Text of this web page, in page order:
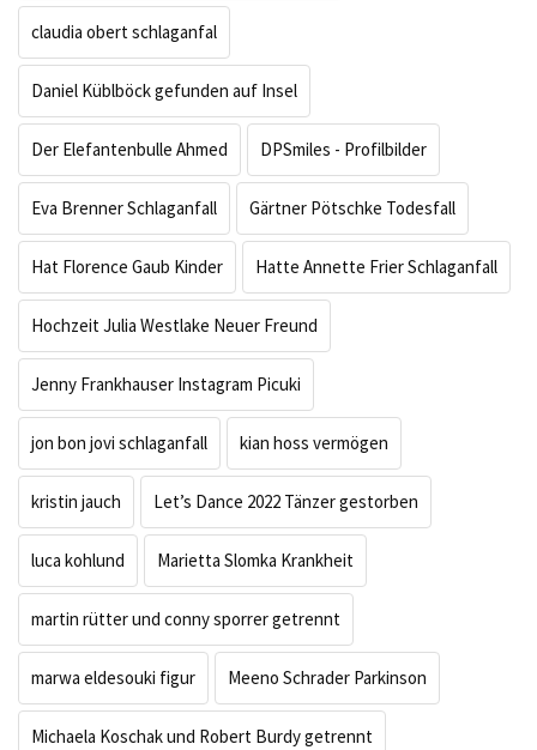
claudia obert schlaganfal
Daniel Küblböck gefunden auf Insel
Der Elefantenbulle Ahmed DPSmiles - Profilbilder
Eva Brenner Schlaganfall Gärtner Pötschke Todesfall
Hat Florence Gaub Kinder Hatte Annette Frier Schlaganfall
Hochzeit Julia Westlake Neuer Freund
Jenny Frankhauser Instagram Picuki
jon bon jovi schlaganfall kian hoss vermögen
kristin jauch Let’s Dance 2022 Tänzer gestorben
luca kohlund Marietta Slomka Krankheit
martin rütter und conny sporrer getrennt
marwa eldesouki figur Meeno Schrader Parkinson
Michaela Koschak und Robert Burdy getrennt